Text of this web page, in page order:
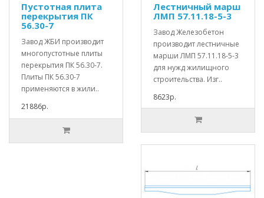
Пустотная плита
перекрытия ПК
56.30-7
Завод ЖБИ производит
многопустотные плиты
перекрытия ПК 56.30-7.
Плиты ПК 56.30-7
применяются в жили..
21886р.
Лестничный марш
ЛМП 57.11.18-5-3
Завод Железобетон
производит лестничные
марши ЛМП 57.11.18-5-3
для нужд жилищного
строительства. Изг..
8623р.